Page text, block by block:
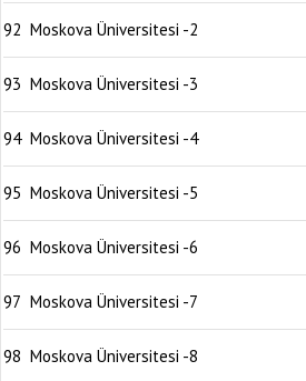
92 Moskova Üniversitesi -2
93 Moskova Üniversitesi -3
94 Moskova Üniversitesi -4
95 Moskova Üniversitesi -5
96 Moskova Üniversitesi -6
97 Moskova Üniversitesi -7
98 Moskova Üniversitesi -8